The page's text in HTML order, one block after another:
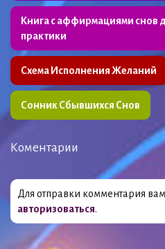
Книга с аффирмациями снов
практики
Схема Исполнения Желаний
Сонник Сбывшихся Снов
Коментарии
Для отправки комментария
авторизоваться.